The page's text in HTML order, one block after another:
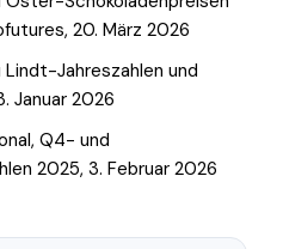
20. März 2026
Jahreszahlen und
Januar 2026
Q4- und
2025, 3. Februar 2026